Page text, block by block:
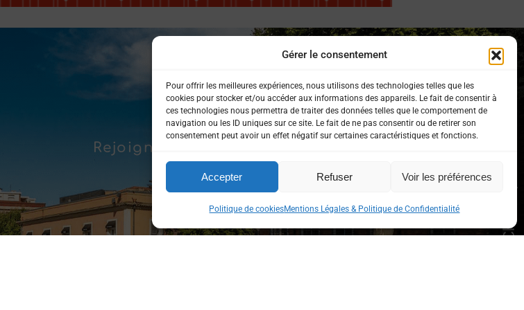
Gérer le consentement
Pour offrir les meilleures expériences, nous utilisons des technologies telles que les
cookies pour stocker et/ou accéder aux informations des appareils. Le fait de consentir à
ces technologies nous permettra de traiter des données telles que le comportement de
navigation ou les ID uniques sur ce site. Le fait de ne pas consentir ou de retirer son
consentement peut avoir un effet négatif sur certaines caractéristiques et fonctions.
Accepter Refuser Voir les préférences
Politique de cookiesMentions Légales & Politique de Confidentialité
Rejoignez-nous sur les réseaux sociaux !